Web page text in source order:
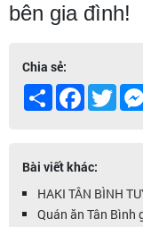
bên gia đình!
Chia sẻ:
Share Facebook
Bài viết khác:
HAKI TÂN BÌNH
Quán ăn Tân Bình